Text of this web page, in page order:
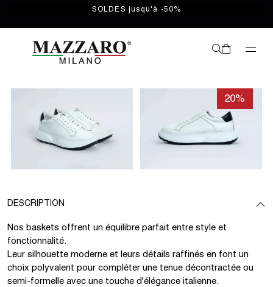
SOLDES jusqu'à -50%
20%
DESCRIPTION
Nos baskets offrent un équilibre parfait entre style et
fonctionnalité.
Leur silhouette moderne et leurs détails raffinés en font un
choix polyvalent pour compléter une tenue décontractée ou
semi-formelle avec une touche d'élégance italienne.